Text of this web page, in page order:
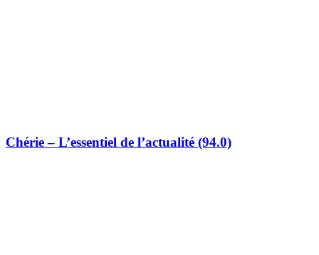
Chérie – L’essentiel de l’actualité (94.0)